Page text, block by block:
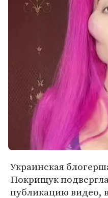
Украинская
Покрищук
публикацию видео,